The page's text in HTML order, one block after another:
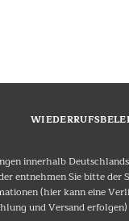
innerhalb
entnehmen Sie bitte der
(hier kann eine
und Versand erfolgen)